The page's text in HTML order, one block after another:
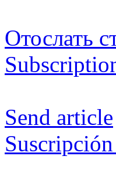
Отослать
Send article